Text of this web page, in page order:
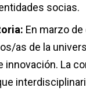
socias.
En marzo de
as de la
innovación. La